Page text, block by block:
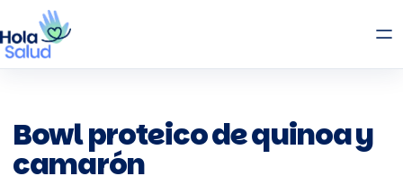
Bowl proteico de quinoa y
camarón